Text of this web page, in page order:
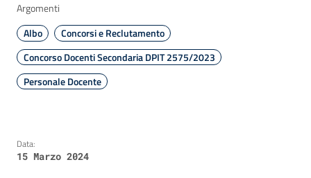
Argomenti
Albo
Concorsi e Reclutamento
Concorso Docenti Secondaria DPIT 2575/2023
Personale Docente
Data:
15 Marzo 2024